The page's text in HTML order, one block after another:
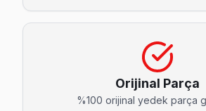
Ardıçlı Tefal Servis
Ardıçlı semtindeki Tefal TV
Esenyurt TV Servis Merkezi →
Aşık Veysel Tefal Servis
Aşık Veysel mahallesinde Tefal
Orijinal Parça
%100 orijinal yedek parça